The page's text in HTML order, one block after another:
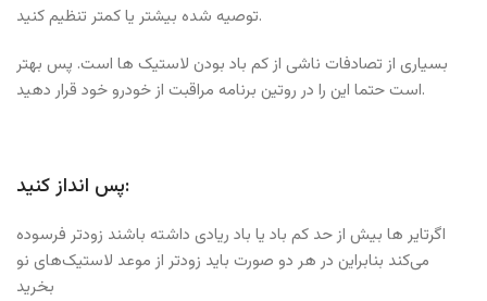
توصیه شده بیشتر یا کمتر تنظیم کنید.
بسیاری از تصادفات ناشی از کم باد بودن لاستیک ها است. پس بهتر
است حتما این را در روتین برنامه مراقبت از خودرو خود قرار دهید.
پس انداز کنید:
اگرتایر ها بیش از حد کم باد یا باد ریادی داشته باشند زودتر فرسوده
می‌کند‌ بنابراین در هر دو صورت باید زودتر از موعد لاستیک‌های نو
بخرید